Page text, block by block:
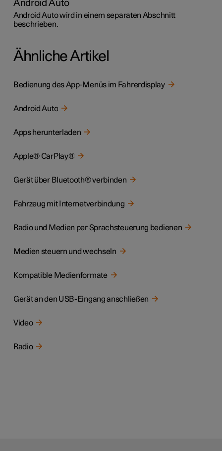
Android Auto
Android Auto wird in einem separaten Abschnitt
beschrieben.
Ähnliche Artikel
Bedienung des App-Menüs im Fahrerdisplay
Android Auto
Apps herunterladen
Apple® CarPlay®
Gerät über Bluetooth® verbinden
Fahrzeug mit Internetverbindung
Radio und Medien per Sprachsteuerung bedienen
Medien steuern und wechseln
Kompatible Medienformate
Gerät an den USB-Eingang anschließen
Video
Radio